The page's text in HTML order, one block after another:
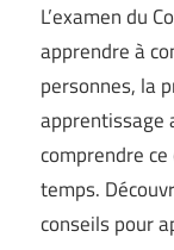
L’examen du
apprendre à
personnes, la
apprentissage
comprendre
temps.
conseils pour